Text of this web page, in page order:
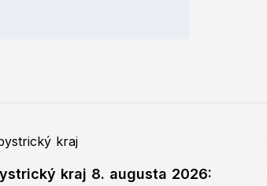
kraj 8. augusta 2026: